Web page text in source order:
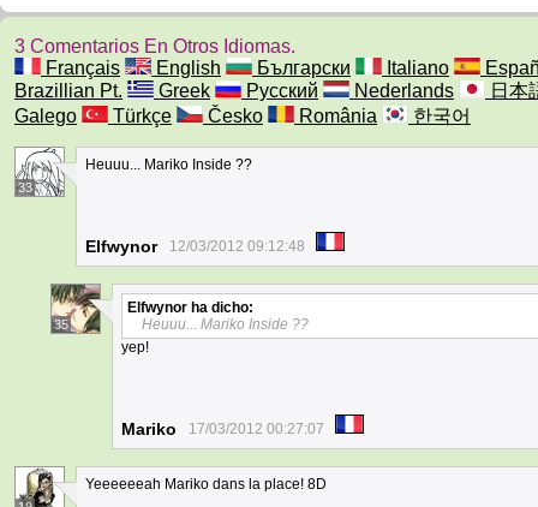
3 Comentarios En Otros Idiomas.
Français
English Български Italiano
Brazillian Pt.
Greek Русский Nederlands
日本
Galego
Türkçe Česko România 한국어
33
Heuuu... Mariko Inside ??
Elfwynor 12/03/2012 09:12:48
35
Elfwynor ha dicho:
Heuuu... Mariko Inside ??
yep!
Mariko 17/03/2012 00:27:07
Yeeeeeeah Mariko dans la place! 8D